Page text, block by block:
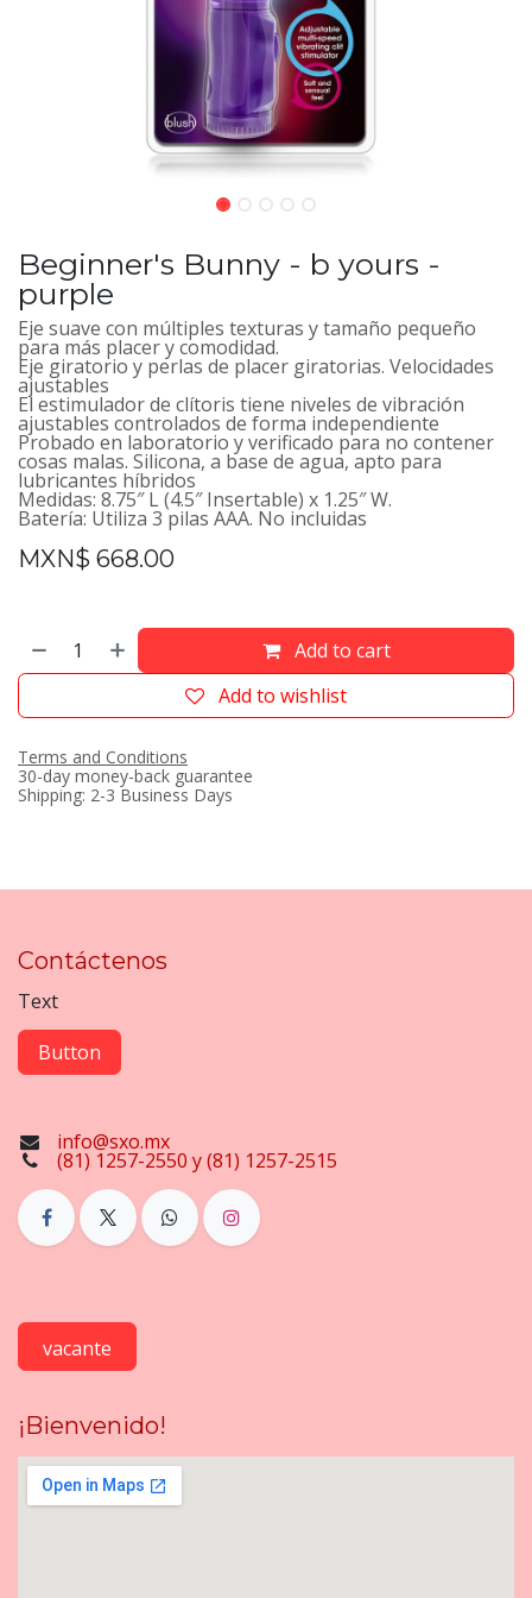
Beginner's Bunny - b yours -
purple
Eje suave con múltiples texturas y tamaño pequeño
para más placer y comodidad.
Eje giratorio y perlas de placer giratorias. Velocidades
ajustables
El estimulador de clítoris tiene niveles de vibración
ajustables controlados de forma independiente
Probado en laboratorio y verificado para no contener
cosas malas. Silicona, a base de agua, apto para
lubricantes híbridos
Medidas: 8.75″ L (4.5″ Insertable) x 1.25″ W.
Batería: Utiliza 3 pilas AAA. No incluidas
MXN$ 668.00
Add to cart
Add to wishlist
Terms and Conditions
30-day money-back guarantee
Shipping: 2-3 Business Days
Contáctenos
Text
Button
info@sxo.mx
(81) 1257-2550 y (81) 1257-2515
vacante
¡Bienvenido!